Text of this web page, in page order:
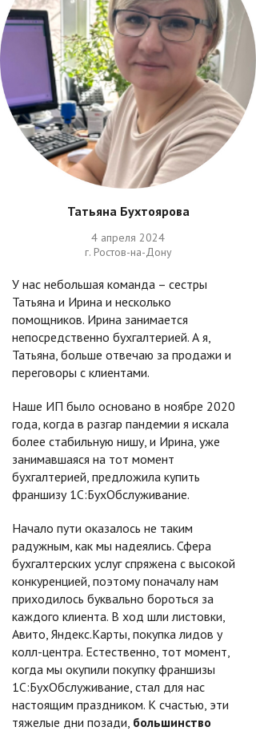
Татьяна Бухтоярова
4 апреля 2024
г. Ростов-на-Дону
У нас небольшая команда – сестры
Татьяна и Ирина и несколько
помощников. Ирина занимается
непосредственно бухгалтерией. А я,
Татьяна, больше отвечаю за продажи и
переговоры с клиентами.
Наше ИП было основано в ноябре 2020
года, когда в разгар пандемии я искала
более стабильную нишу, и Ирина, уже
занимавшаяся на тот момент
бухгалтерией, предложила купить
франшизу 1С:БухОбслуживание.
Начало пути оказалось не таким
радужным, как мы надеялись. Сфера
бухгалтерских услуг спряжена с высокой
конкуренцией, поэтому поначалу нам
приходилось буквально бороться за
каждого клиента. В ход шли листовки,
Авито, Яндекс.Карты, покупка лидов у
колл-центра. Естественно, тот момент,
когда мы окупили покупку франшизы
1С:БухОбслуживание, стал для нас
настоящим праздником. К счастью, эти
тяжелые дни позади, большинство